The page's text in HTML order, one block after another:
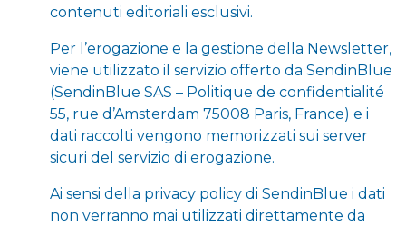
contenuti editoriali esclusivi.
Per l’erogazione e la gestione della Newsletter,
viene utilizzato il servizio offerto da SendinBlue
(SendinBlue SAS – Politique de confidentialité
55, rue d’Amsterdam 75008 Paris, France) e i
dati raccolti vengono memorizzati sui server
sicuri del servizio di erogazione.
Ai sensi della privacy policy di SendinBlue i dati
non verranno mai utilizzati direttamente da